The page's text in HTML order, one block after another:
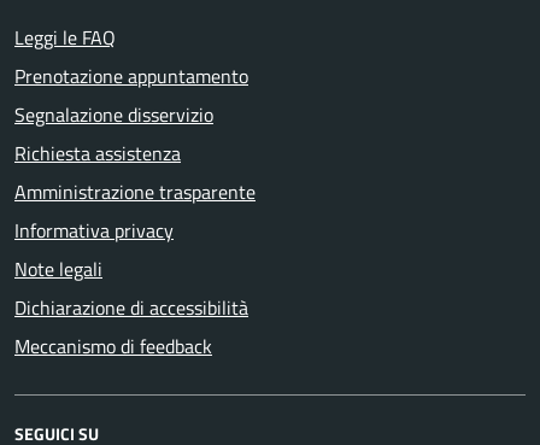
Leggi le FAQ
Prenotazione appuntamento
Segnalazione disservizio
Richiesta assistenza
Amministrazione trasparente
Informativa privacy
Note legali
Dichiarazione di accessibilità
Meccanismo di feedback
SEGUICI SU